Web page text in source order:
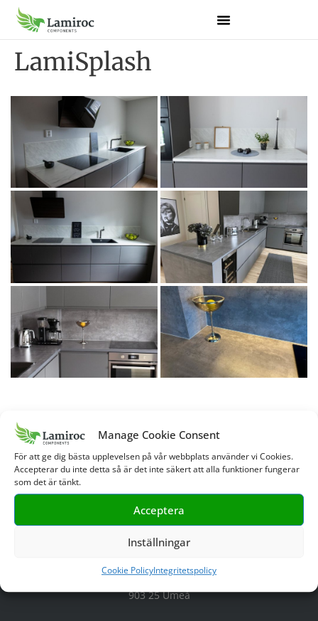
Manage Cookie Consent
För att ge dig bästa upplevelsen på vår webbplats använder vi Cookies.
Accepterar du inte detta så är det inte säkert att alla funktioner fungerar
som det är tänkt.
Acceptera
Inställningar
Cookie PolicyIntegritetspolicy
LamiSplash
ADRESS
Fabrik:
914 32 Nordmaling
Huvudkontor:
Lamiroc i Sverige AB
Storgatan 41
903 25 Umeå